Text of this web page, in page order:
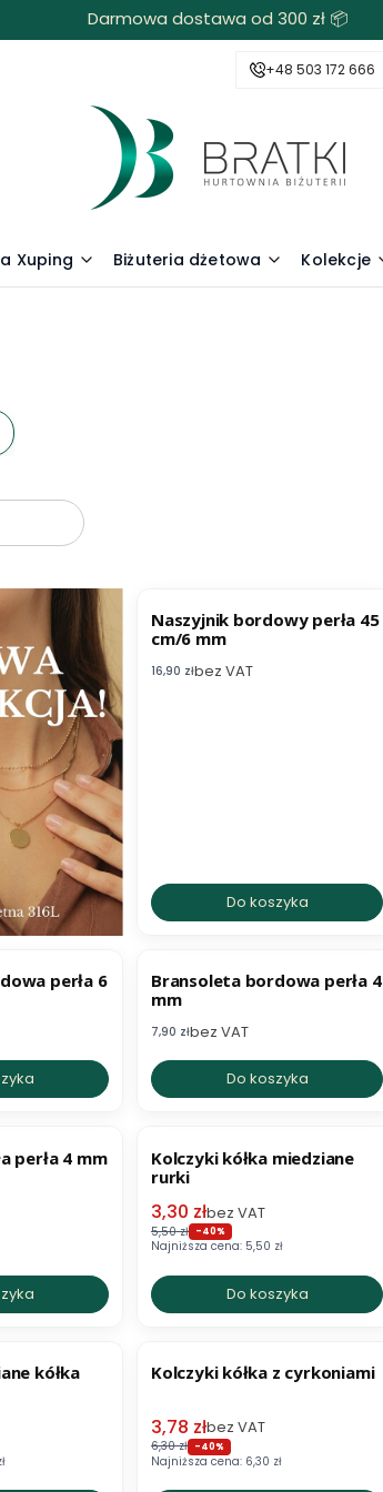
Darmowa dostawa od 300 zł 📦
+48 503 172 666
Xuping Biżuteria dżetowa Kolekcje
Naszyjnik bordowy perła 45
cm/6 mm
Cena netto
16,90 złbez VAT
Do koszyka
perła 6
Bransoleta bordowa perła 4
mm
Cena netto
7,90 złbez VAT
Do koszyka
perła 4 mm
Kolczyki kółka miedziane
rurki
Cena promocyjna netto
3,30 złbez VAT
5,50 zł -40%
Najniższa cena: 5,50 zł
Do koszyka
kółka
netto
Kolczyki kółka z cyrkoniami
Cena promocyjna netto
3,78 złbez VAT
6,30 zł -40%
Najniższa cena: 6,30 zł